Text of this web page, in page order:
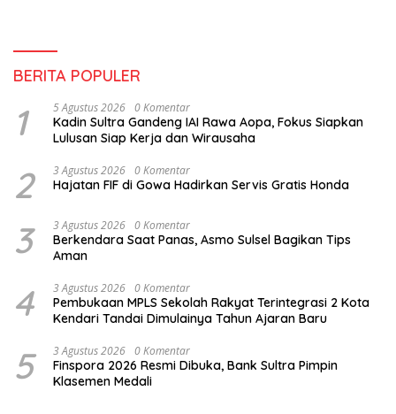
BERITA POPULER
1 5 Agustus 2026 0 Komentar
Kadin Sultra Gandeng IAI Rawa Aopa, Fokus Siapkan
Lulusan Siap Kerja dan Wirausaha
2 3 Agustus 2026 0 Komentar
Hajatan FIF di Gowa Hadirkan Servis Gratis Honda
3 3 Agustus 2026 0 Komentar
Berkendara Saat Panas, Asmo Sulsel Bagikan Tips
Aman
4 3 Agustus 2026 0 Komentar
Pembukaan MPLS Sekolah Rakyat Terintegrasi 2 Kota
Kendari Tandai Dimulainya Tahun Ajaran Baru
5 3 Agustus 2026 0 Komentar
Finspora 2026 Resmi Dibuka, Bank Sultra Pimpin
Klasemen Medali